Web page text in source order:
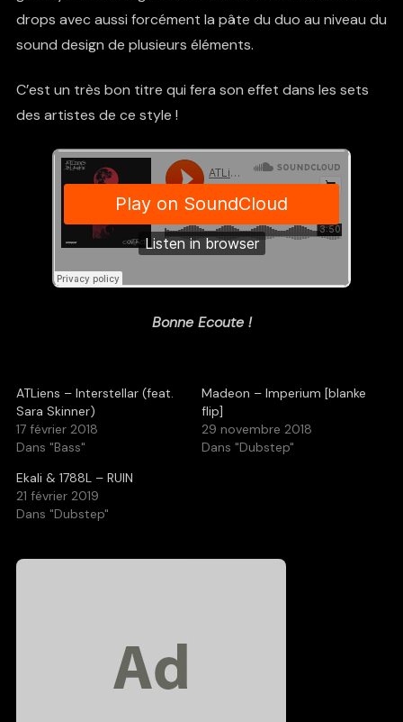
drops avec aussi forcément la pâte du duo au niveau du
sound design de plusieurs éléments.
C’est un très bon titre qui fera son effet dans les sets
des artistes de ce style !
Bonne Ecoute !
ATLiens – Interstellar (feat.
Sara Skinner)
17 février 2018
Dans "Bass"
Madeon – Imperium [blanke
flip]
29 novembre 2018
Dans "Dubstep"
Ekali & 1788L – RUIN
21 février 2019
Dans "Dubstep"